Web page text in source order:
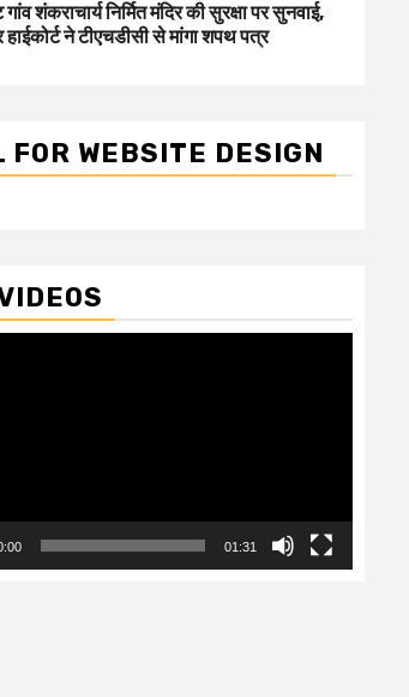
गांव शंकराचार्य निर्मित मंदिर की सुरक्षा पर सुनवाई,
हाईकोर्ट ने टीएचडीसी से मांगा शपथ पत्र
FOR WEBSITE DESIGN
01:31